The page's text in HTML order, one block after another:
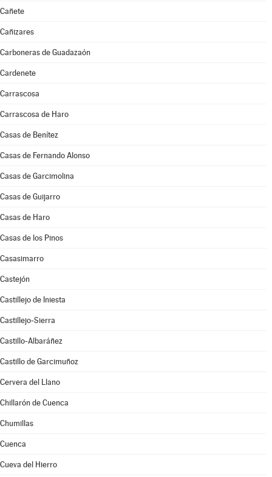
Cañete
Cañizares
Carboneras de Guadazaón
Cardenete
Carrascosa
Carrascosa de Haro
Casas de Benítez
Casas de Fernando Alonso
Casas de Garcimolina
Casas de Guijarro
Casas de Haro
Casas de los Pinos
Casasimarro
Castejón
Castillejo de Iniesta
Castillejo-Sierra
Castillo-Albaráñez
Castillo de Garcimuñoz
Cervera del Llano
Chillarón de Cuenca
Chumillas
Cuenca
Cueva del Hierro